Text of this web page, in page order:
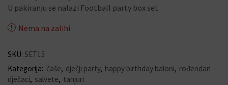
U pakiranju se nalazi Football party box set
Nema na zalihi
SKU: SET15
Kategorija: čaše, dječji party, happy birthday baloni, rođendan
dječaci, salvete, tanjuri